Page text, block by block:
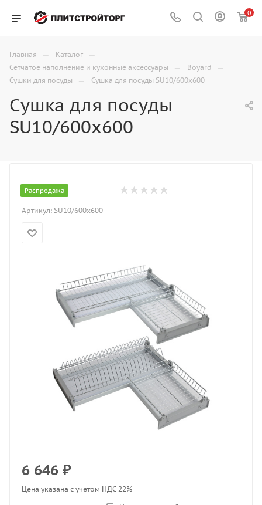
0
Главная — Каталог —
Сетчатое наполнение и кухонные аксессуары — Boyard —
Сушки для посуды — Сушка для посуды SU10/600x600
Сушка для посуды
SU10/600x600
Распродажа
Артикул: SU10/600x600
6 646 ₽
Цена указана с учетом НДС 22%